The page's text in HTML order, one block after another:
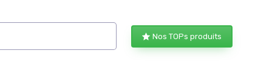
Nos TOPs produits